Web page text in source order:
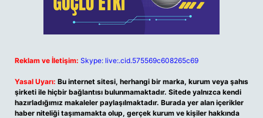
Reklam ve İletişim: Skype: live:.cid.575569c608265c69
Yasal Uyarı: Bu internet sitesi, herhangi bir marka, kurum veya şahıs
şirketi ile hiçbir bağlantısı bulunmamaktadır. Sitede yalnızca kendi
hazırladığımız makaleler paylaşılmaktadır. Burada yer alan içerikler
haber niteliği taşımamakta olup, gerçek kurum ve kişiler hakkında